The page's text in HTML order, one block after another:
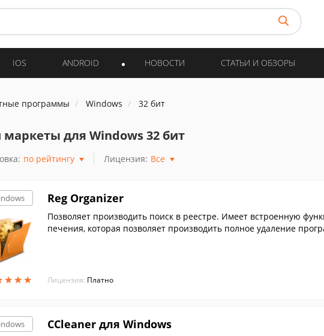
IOS ANDROID НОВОСТИ СТАТЬИ И ОБЗОРЫ
программы Windows 32 бит
для Windows 32 бит
по рейтингу Лицензия: Все
★★★
★★★
Reg Organizer
Позволяет производить поиск в реестре. Имеет встроенную
печения, которая позволяет производить полное удаление
Лицензия: Платно
CCleaner для Windows